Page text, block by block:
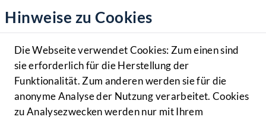
Hilfe
Benutzer
Navigationsmenü öffnen
MENÜ
Hinweise zu Cookies
Die Webseite verwendet Cookies: Zum einen sind
sie erforderlich für die Herstellung der
Funktionalität. Zum anderen werden sie für die
anonyme Analyse der Nutzung verarbeitet. Cookies
zu Analysezwecken werden nur mit Ihrem